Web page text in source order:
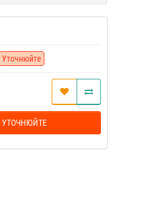
Уточнюйте
УТОЧНЮЙТЕ